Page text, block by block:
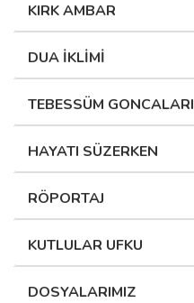
KIRK AMBAR
DUA İKLİMİ
TEBESSÜM GONCALARI
HAYATI SÜZERKEN
RÖPORTAJ
KUTLULAR UFKU
DOSYALARIMIZ